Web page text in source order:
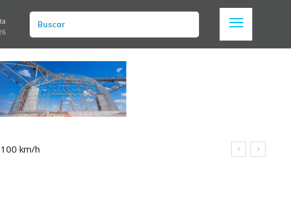
Buscar
km/h